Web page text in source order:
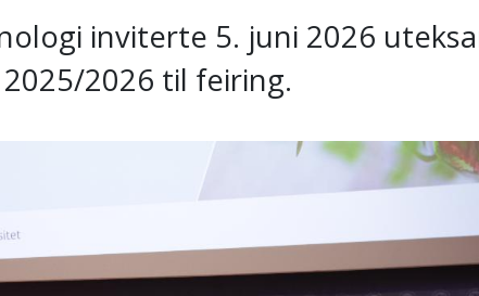
inviterte 5. juni 2026
2026 til feiring.